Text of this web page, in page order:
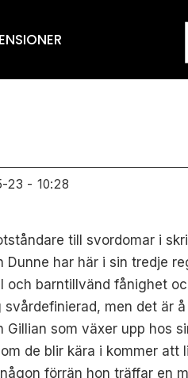
23 - 10:28
till svordomar i
Dunne har här i sin tredje
och barntillvänd fånighet
svårdefinierad, men det är
Gillian som växer upp hos
de blir kära i kommer
förrän hon träffar en